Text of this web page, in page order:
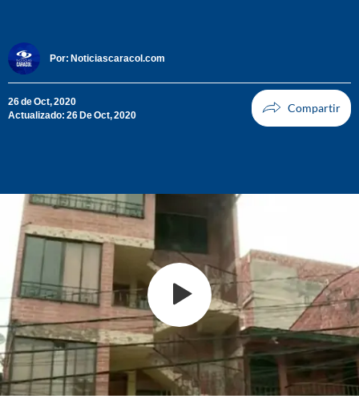
Por: Noticiascaracol.com
26 de Oct, 2020
Actualizado: 26 De Oct, 2020